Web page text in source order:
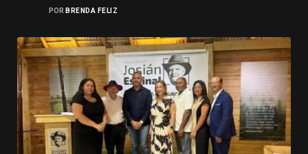
POR BRENDA FELIZ